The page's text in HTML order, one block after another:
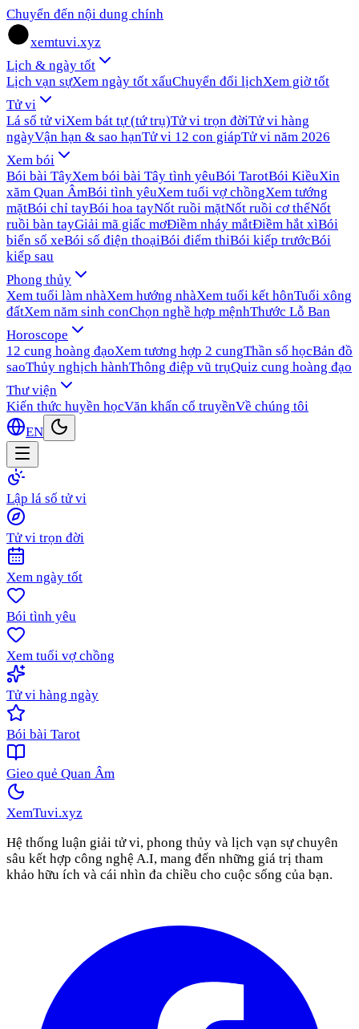
Chuyển đến nội dung chính
xemtuvi.xyz
Lịch & ngày tốt
Lịch vạn sựXem ngày tốt xấuChuyển đổi lịchXem giờ tốt
Tử vi
Lá số tử viXem bát tự (tứ trụ)Tử vi trọn đờiTử vi hàng
ngàyVận hạn & sao hạnTử vi 12 con giápTử vi năm 2026
Xem bói
Bói bài TâyXem bói bài Tây tình yêuBói TarotBói KiềuXin
xăm Quan ÂmBói tình yêuXem tuổi vợ chồngXem tướng
mặtBói chỉ tayBói hoa tayNốt ruồi mặtNốt ruồi cơ thểNốt
ruồi bàn tayGiải mã giấc mơĐiềm nháy mắtĐiềm hắt xìBói
biển số xeBói số điện thoạiBói điểm thiBói kiếp trướcBói
kiếp sau
Phong thủy
Xem tuổi làm nhàXem hướng nhàXem tuổi kết hônTuổi xông
đấtXem năm sinh conChọn nghề hợp mệnhThước Lỗ Ban
Horoscope
12 cung hoàng đạoXem tương hợp 2 cungThần số họcBản đồ
saoThủy nghịch hànhThông điệp vũ trụQuiz cung hoàng đạo
Thư viện
Kiến thức huyền họcVăn khấn cổ truyềnVề chúng tôi
EN
Lập lá số tử vi
Tử vi trọn đời
Xem ngày tốt
Bói tình yêu
Xem tuổi vợ chồng
Tử vi hàng ngày
Bói bài Tarot
Gieo quẻ Quan Âm
XemTuvi.xyz
Hệ thống luận giải tử vi, phong thủy và lịch vạn sự chuyên
sâu kết hợp công nghệ A.I, mang đến những giá trị tham
khảo hữu ích và cái nhìn đa chiều cho cuộc sống của bạn.